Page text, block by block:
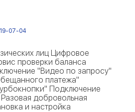
ПОЛИГРАФИЯ И
РАБОТА ЗА ГРАНИЦЕЙ
07-04
лиц Цифровое
проверки баланса
"Видео по запросу"
платежа"
Подключение
добровольная
и настройка